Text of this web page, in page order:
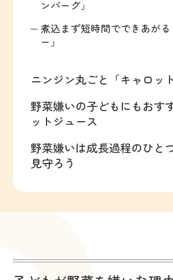
ンバーグ」
煮込まず短時間でできあが
ー」
ニンジン丸ごと「キャロッ
野菜嫌いの子どもにもおす
ットジュース
野菜嫌いは成長過程のひと
見守ろう